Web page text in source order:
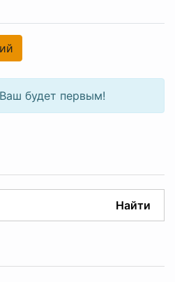
будет первым!
Найти